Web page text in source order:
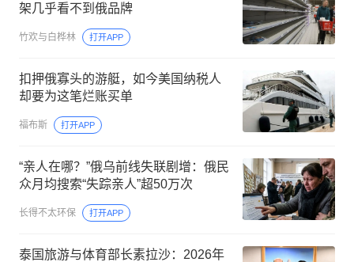
架几乎看不到俄品牌
竹欢与白桦林 打开APP
扣押俄寡头的游艇，如今美国纳税人
却要为这笔烂账买单
福布斯 打开APP
“亲人在哪？”俄乌前线失联剧增：俄民
众月均搜索“失踪亲人”超50万次
长得不太环保 打开APP
泰国旅游与体育部长素拉沙：2026年